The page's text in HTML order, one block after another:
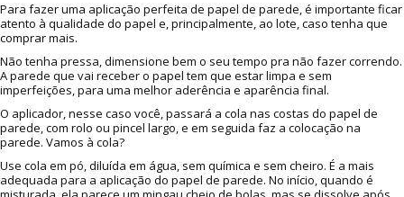
Para fazer uma aplicação perfeita de papel de parede, é importante ficar
atento à qualidade do papel e, principalmente, ao lote, caso tenha que
comprar mais.
Não tenha pressa, dimensione bem o seu tempo pra não fazer correndo.
A parede que vai receber o papel tem que estar limpa e sem
imperfeições, para uma melhor aderência e aparência final.
O aplicador, nesse caso você, passará a cola nas costas do papel de
parede, com rolo ou pincel largo, e em seguida faz a colocação na
parede. Vamos à cola?
Use cola em pó, diluída em água, sem química e sem cheiro. É a mais
adequada para a aplicação do papel de parede. No início, quando é